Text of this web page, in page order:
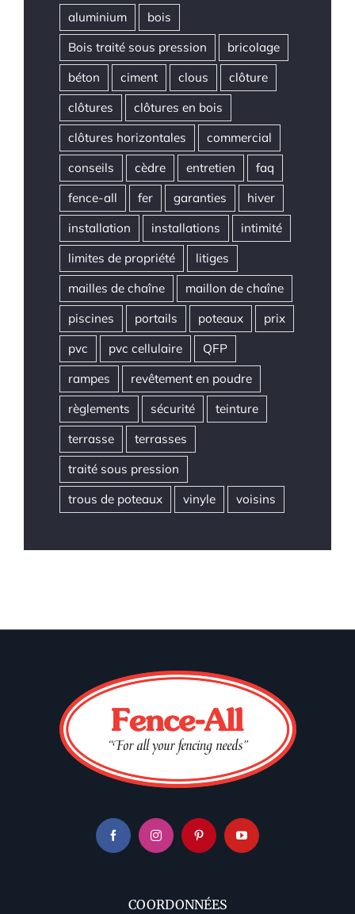
aluminium
bois
Bois traité sous pression
bricolage
béton
ciment clous
clôture
clôtures
clôtures en bois
clôtures horizontales
commercial
conseils
cèdre entretien
faq
fence-all
fer garanties
hiver
installation
installations
intimité
limites de propriété
litiges
mailles de chaîne
maillon de chaîne
piscines
portails poteaux
prix
pvc
pvc cellulaire
QFP
rampes
revêtement en poudre
règlements
sécurité
teinture
terrasse
terrasses
traité sous pression
trous de poteaux
vinyle voisins
COORDONNÉES